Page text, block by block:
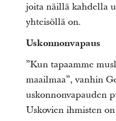
joita näillä kahdella
yhteisöllä on.
Uskonnonvapaus
”Kun tapaamme
maailmaa”, vanhin
uskonnonvapauden
Uskovien ihmisten